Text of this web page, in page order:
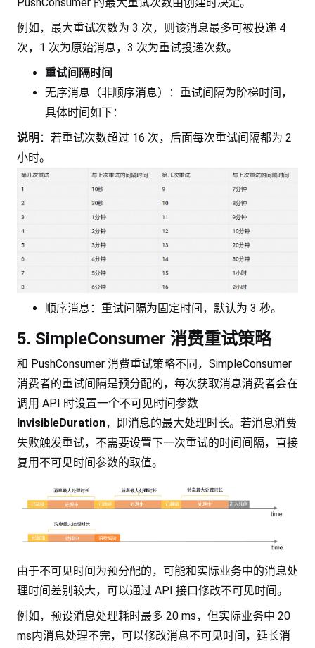
例如，最大重试次数为 3 次，则该消息最多可被投递 4
次，1 次为原始消息，3 次为重试投递次数。
重试间隔时间
无序消息（非顺序消息）：重试间隔为阶梯时间，
具体时间如下：
说明 ：若重试次数超过 16 次，后面每次重试间隔都为 2
小时。
顺序消息：重试间隔为固定时间，默认为 3 秒。
5. SimpleConsumer 消费重试策略
和 PushConsumer 消费重试策略不同，SimpleConsumer
消费者的重试间隔是预分配的，每次获取消息消费者会在
调用 API 时设置一个不可见时间参数
InvisibleDuration，即消息的最大处理时长。若消息消费
失败触发重试，不需要设置下一次重试的时间间隔，直接
复用不可见时间参数的取值。
由于不可见时间为预分配的，可能和实际业务中的消息处
理时间差别较大，可以通过 API 接口修改不可见时间。
例如，预设消息处理耗时最多 20 ms，但实际业务中 20
ms内消息处理不完，可以修改消息不可见时间，延长消